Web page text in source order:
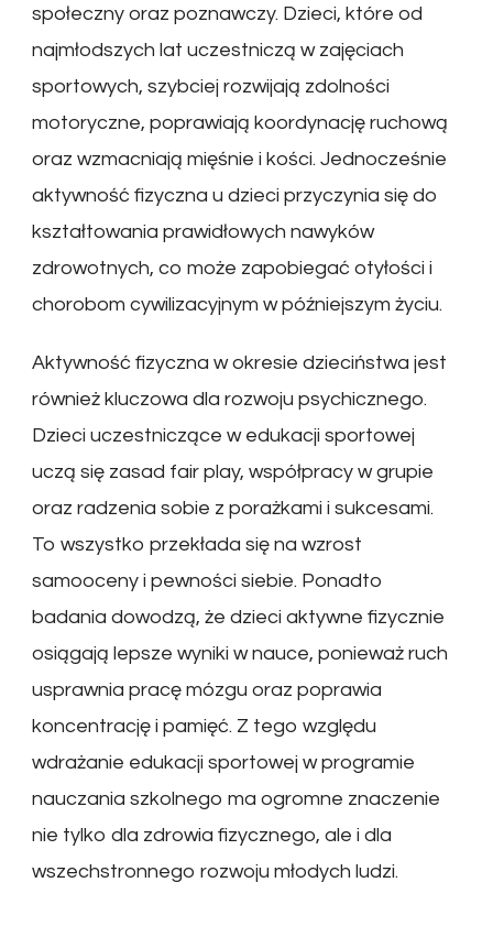
społeczny oraz poznawczy. Dzieci, które od
najmłodszych lat uczestniczą w zajęciach
sportowych, szybciej rozwijają zdolności
motoryczne, poprawiają koordynację ruchową
oraz wzmacniają mięśnie i kości. Jednocześnie
aktywność fizyczna u dzieci przyczynia się do
kształtowania prawidłowych nawyków
zdrowotnych, co może zapobiegać otyłości i
chorobom cywilizacyjnym w późniejszym życiu.
Aktywność fizyczna w okresie dzieciństwa jest
również kluczowa dla rozwoju psychicznego.
Dzieci uczestniczące w edukacji sportowej
uczą się zasad fair play, współpracy w grupie
oraz radzenia sobie z porażkami i sukcesami.
To wszystko przekłada się na wzrost
samooceny i pewności siebie. Ponadto
badania dowodzą, że dzieci aktywne fizycznie
osiągają lepsze wyniki w nauce, ponieważ ruch
usprawnia pracę mózgu oraz poprawia
koncentrację i pamięć. Z tego względu
wdrażanie edukacji sportowej w programie
nauczania szkolnego ma ogromne znaczenie
nie tylko dla zdrowia fizycznego, ale i dla
wszechstronnego rozwoju młodych ludzi.